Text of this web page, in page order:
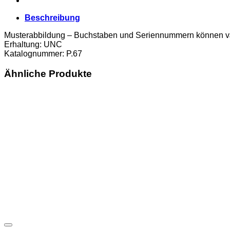
Beschreibung
Musterabbildung – Buchstaben und Seriennummern können
Erhaltung: UNC
Katalognummer: P.67
Ähnliche Produkte